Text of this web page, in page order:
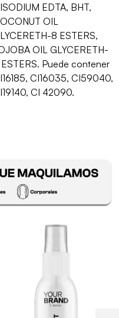
EDTA, BHT,
OIL
8 ESTERS,
OIL GLYCERETH-
Puede contener
CI16035, CI59040,
CI 42090.